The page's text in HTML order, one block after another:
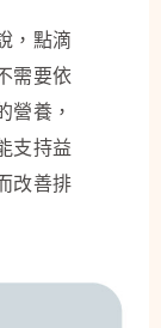
，點滴
需要依
營養，
支持益
改善排